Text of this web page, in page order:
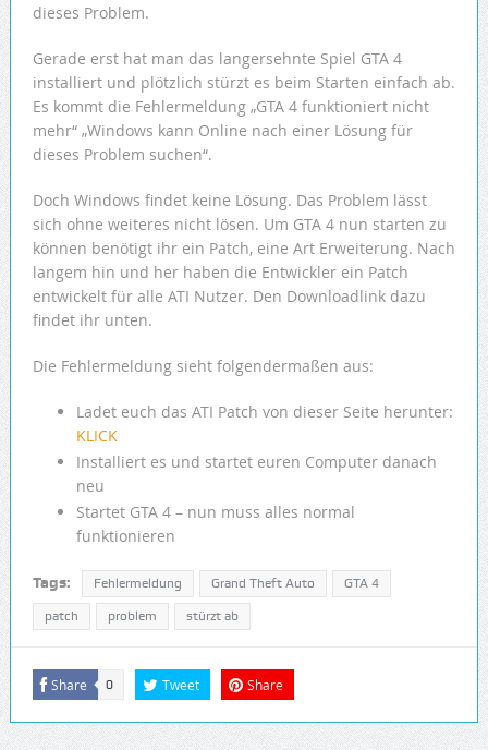
dieses Problem.
Gerade erst hat man das langersehnte Spiel GTA 4
installiert und plötzlich stürzt es beim Starten einfach ab.
Es kommt die Fehlermeldung „GTA 4 funktioniert nicht
mehr“ „Windows kann Online nach einer Lösung für
dieses Problem suchen“.
Doch Windows findet keine Lösung. Das Problem lässt
sich ohne weiteres nicht lösen. Um GTA 4 nun starten zu
können benötigt ihr ein Patch, eine Art Erweiterung. Nach
langem hin und her haben die Entwickler ein Patch
entwickelt für alle ATI Nutzer. Den Downloadlink dazu
findet ihr unten.
Die Fehlermeldung sieht folgendermaßen aus:
Ladet euch das ATI Patch von dieser Seite herunter:
KLICK
Installiert es und startet euren Computer danach
neu
Startet GTA 4 – nun muss alles normal
funktionieren
Tags: Fehlermeldung Grand Theft Auto GTA 4
patch problem stürzt ab
Share 0 Tweet Share